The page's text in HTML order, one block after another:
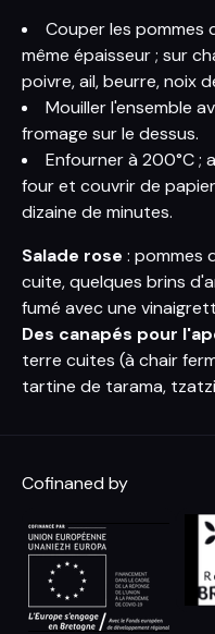
Couper les pommes
même épaisseur ; sur
poivre, ail, beurre, noix
Mouiller l'ensemble
fromage sur le dessus.
Enfourner à 200°C ;
four et couvrir de
dizaine de minutes.
Salade rose : pommes
cuite, quelques brins
fumé avec une
Des canapés pour
terre cuites (à chair
tartine de tarama,
Cofinaned by